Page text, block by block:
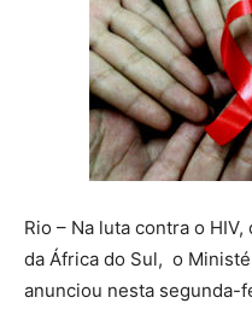
Rio – Na luta contra o
da África do Sul, o
anunciou nesta segunda-